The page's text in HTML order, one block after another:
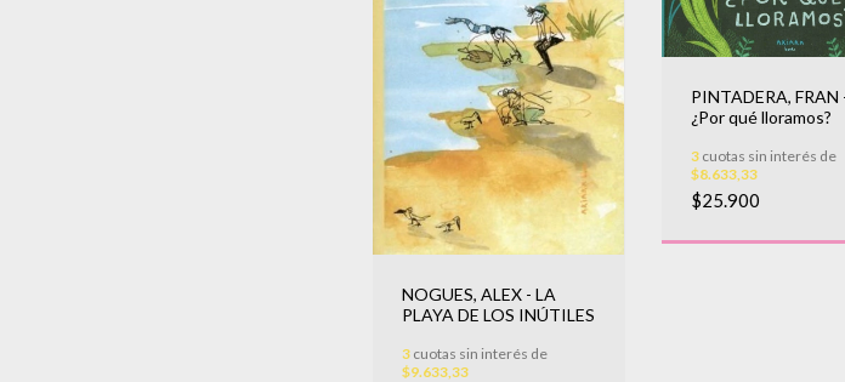
NOGUES, ALEX - LA
PLAYA DE LOS INÚTILES
3 cuotas sin interés de
$9.633,33
PINTADERA, FRAN
¿Por qué lloramos?
3cuotas sin interés de
$8.633,33
$25.900